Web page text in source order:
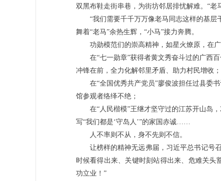
双黑布鞋走街串巷，为街坊邻居排忧解难。“老
“我们需要千千万万像老马同志这样的基
舞着“老马”余热生辉，“小马”接力奔腾。
功勋模范们的崇高精神，如星火燎原，在
在“七一勋章”获得者黄文秀奋斗过的广西
冲锋在前，全力化解邻里矛盾、助力村民增收；
在“全国优秀共产党员”廖俊波担任过县委
馆参观者络绎不绝；
在“人民楷模”王继才坚守过的江苏开山岛
写“我们都是‘守岛人’”的家国赤诚……
人不率则不从，身不先则不信。
让榜样的精神无远弗届，习近平总书记号
时候看得出来、关键时刻站得出来、危难关
功立业！”